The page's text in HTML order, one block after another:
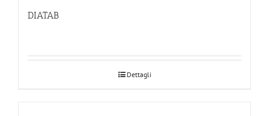
DIATAB
Dettagli